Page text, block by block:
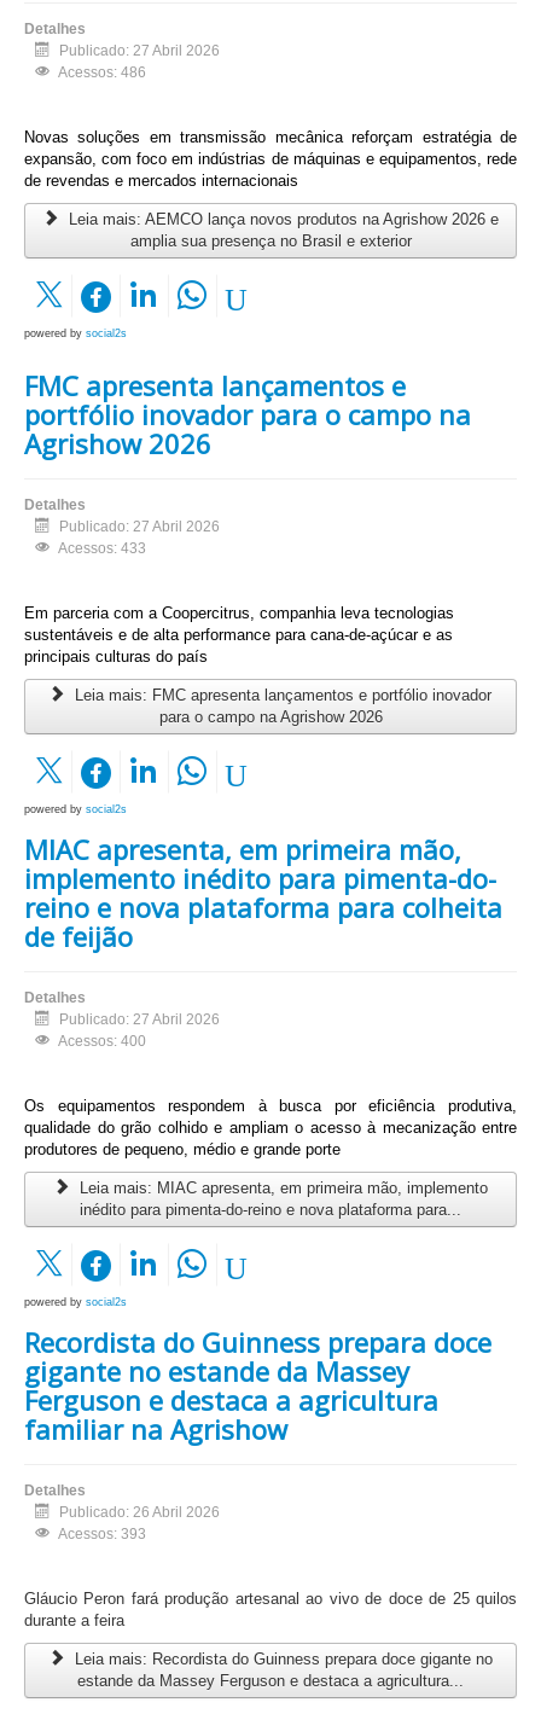
Detalhes
Publicado: 27 Abril 2026
Acessos: 486
Novas soluções em transmissão mecânica reforçam estratégia de
expansão, com foco em indústrias de máquinas e equipamentos, rede
de revendas e mercados internacionais
Leia mais: AEMCO lança novos produtos na Agrishow 2026 e
amplia sua presença no Brasil e exterior
powered by social2s
FMC apresenta lançamentos e
portfólio inovador para o campo na
Agrishow 2026
Detalhes
Publicado: 27 Abril 2026
Acessos: 433
Em parceria com a Coopercitrus, companhia leva tecnologias
sustentáveis e de alta performance para cana-de-açúcar e as
principais culturas do país
Leia mais: FMC apresenta lançamentos e portfólio inovador
para o campo na Agrishow 2026
powered by social2s
MIAC apresenta, em primeira mão,
implemento inédito para pimenta-do-
reino e nova plataforma para colheita
de feijão
Detalhes
Publicado: 27 Abril 2026
Acessos: 400
Os equipamentos respondem à busca por eficiência produtiva,
qualidade do grão colhido e ampliam o acesso à mecanização entre
produtores de pequeno, médio e grande porte
Leia mais: MIAC apresenta, em primeira mão, implemento
inédito para pimenta-do-reino e nova plataforma para...
powered by social2s
Recordista do Guinness prepara doce
gigante no estande da Massey
Ferguson e destaca a agricultura
familiar na Agrishow
Detalhes
Publicado: 26 Abril 2026
Acessos: 393
Gláucio Peron fará produção artesanal ao vivo de doce de 25 quilos
durante a feira
Leia mais: Recordista do Guinness prepara doce gigante no
estande da Massey Ferguson e destaca a agricultura...